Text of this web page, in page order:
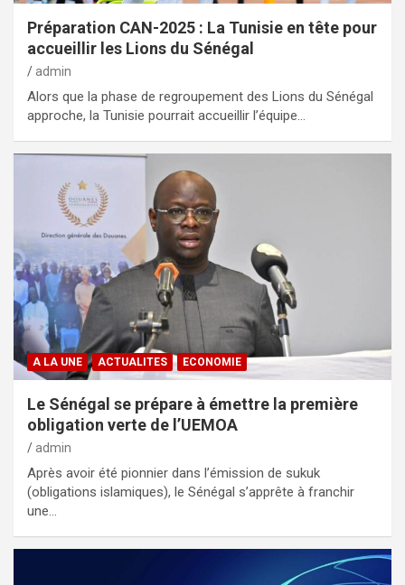
Préparation CAN-2025 : La Tunisie en tête pour
accueillir les Lions du Sénégal
admin
Alors que la phase de regroupement des Lions du Sénégal
approche, la Tunisie pourrait accueillir l’équipe…
A LA UNE ACTUALITES ECONOMIE
Le Sénégal se prépare à émettre la première
obligation verte de l’UEMOA
admin
Après avoir été pionnier dans l’émission de sukuk
(obligations islamiques), le Sénégal s’apprête à franchir
une…